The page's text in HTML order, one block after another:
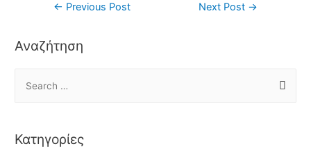
← Previous Post Next Post →
Αναζήτηση
Κατηγορίες